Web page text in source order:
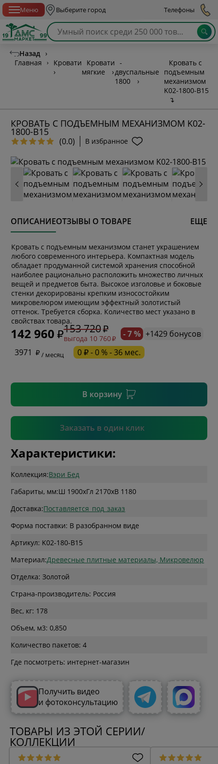
Меню Выберите город Телефоны
Назад ›
Главная
›
Кровати
›
Кровати
мягкие
›
-
двуспальные
1800
›
Кровать с
подъемным
механизмом
K02-1800-B15
↴
КРОВАТЬ С ПОДЪЕМНЫМ МЕХАНИЗМОМ K02-
1800-B15
(0.0) В избранное
ОПИСАНИЕОТЗЫВЫ О ТОВАРЕ ЕЩЕ
Кровать с подъемным механизмом станет украшением
любого современного интерьера. Компактная модель
обладает продуманной системой хранения способной
наиболее рационально расположить множество личных
вещей и предметов быта. Высокое изголовье и боковые
стенки декорированы крепким износостойким
микровелюром имеющим эффектный золотистый
оттенок. Требуется сборка. Количество мест указано в
свойствах товара.
142 960 153 720
выгода 10 760 - 7 % +1429 бонусов
3971
/ месяц 0 ₽ - 0 % - 36 мес.
В корзину
Заказать в один клик
* обязательное поле
* необязательное поле
Подтвердить
Характеристики:
Коллекция:Вэри Бед
Габариты, мм:Ш 1900xГл 2170xВ 1180
Доставка:Поставляется_под_заказ
Форма поставки: В разобранном виде
Артикул: K02-180-B15
Материал:Древесные плитные материалы, Микровелюр
Отделка: Золотой
Страна-производитель: Россия
Вес, кг: 178
Объем, м3: 0,850
Количество пакетов: 4
Где посмотреть: интернет-магазин
Получить видео
и фотоконсультацию
ТОВАРЫ ИЗ ЭТОЙ СЕРИИ/
КОЛЛЕКЦИИ